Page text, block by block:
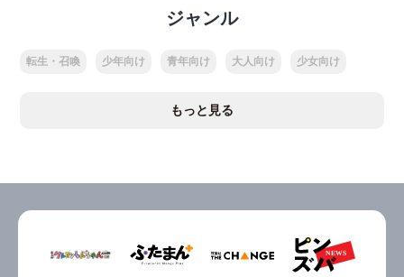
ジャンル
転生・召喚 少年向け 青年向け 大人向け 少女向け
もっと見る